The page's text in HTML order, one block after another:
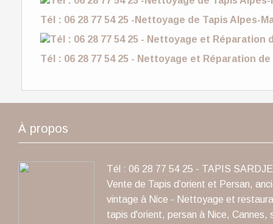
Tél : 06 28 77 54 25 -Nettoyage de Tapis Alpes-
Tél : 06 28 77 54 25 - Nettoyage et Réparation
À propos
Tél : 06 28 77 54 25 - TAPIS
Vente de Tapis d’orient et Persan,
vintage à Nice - Nettoyage et
tapis d'orient, persan à Nice, Cannes,